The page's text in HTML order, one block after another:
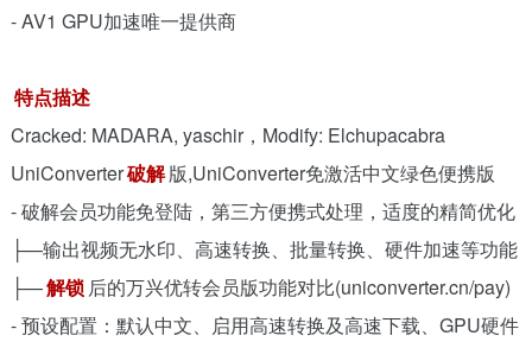
- AV1 GPU加速唯一提供商
特点描述
Cracked: MADARA, yaschir，Modify: Elchupacabra
UniConverter破解版,UniConverter免激活中文绿色便携版
- 破解会员功能免登陆，第三方便携式处理，适度的精简优化
├—输出视频无水印、高速转换、批量转换、硬件加速等功能
├—解锁 后的万兴优转会员版功能对比(uniconverter.cn/pay)
- 预设配置：默认中文、启用高速转换及高速下载、GPU硬件